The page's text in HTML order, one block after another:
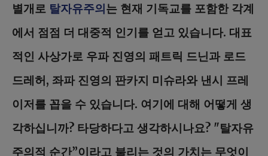
별개로 탈자유주의는 현재 기독교를 포함한 각계
에서 점점 더 대중적 인기를 얻고 있습니다. 대표
적인 사상가로 우파 진영의 패트릭 드닌과 로드
드레허, 좌파 진영의 판카지 미슈라와 낸시 프레
이저를 꼽을 수 있습니다. 여기에 대해 어떻게 생
각하십니까? 타당하다고 생각하시나요? "탈자유
주의적 순간”이라고 불리는 것의 가치는 무엇이